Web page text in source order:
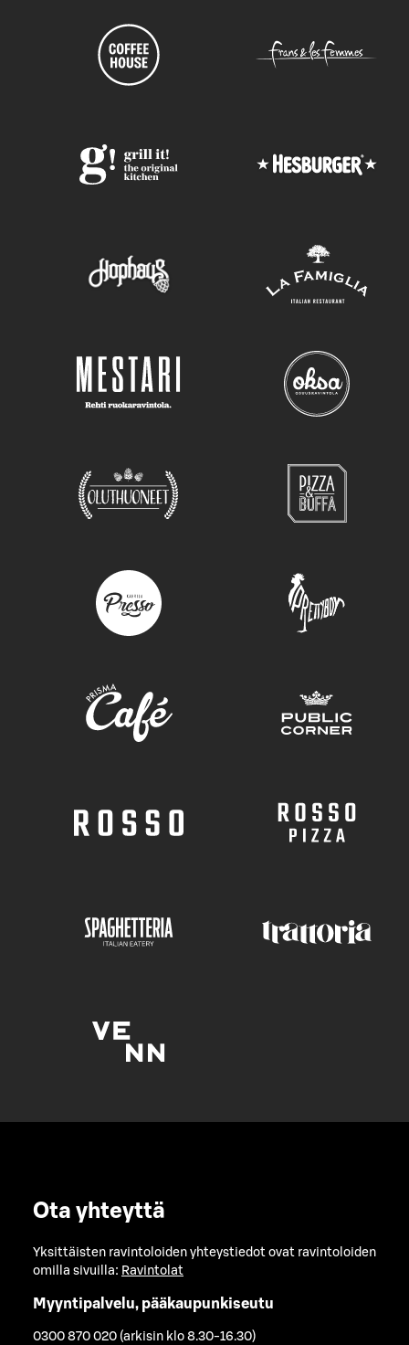
Ota yhteyttä
Yksittäisten ravintoloiden yhteystiedot ovat ravintoloiden
omilla sivuilla: Ravintolat
Myyntipalvelu, pääkaupunkiseutu
0300 870 020 (arkisin klo 8.30-16.30)